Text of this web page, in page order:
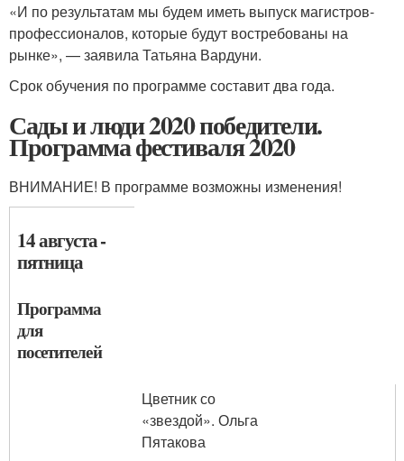
«И по результатам мы будем иметь выпуск магистров-
профессионалов, которые будут востребованы на
рынке», — заявила Татьяна Вардуни.
Срок обучения по программе составит два года.
Сады и люди 2020 победители.
Программа фестиваля 2020
ВНИМАНИЕ! В программе возможны изменения!
14 августа -
пятница
Программа
для
посетителей
Цветник со
«звездой». Ольга
Пятакова